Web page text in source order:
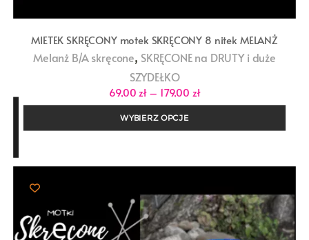
MIETEK SKRĘCONY motek SKRĘCONY 8 nitek MELANŻ
Melanż B/A skręcone, SKRĘCONE na DRUTY i duże
SZYDEŁKO
69,00 zł – 179,00 złZakres
cen:
do
WYBIERZ OPCJE